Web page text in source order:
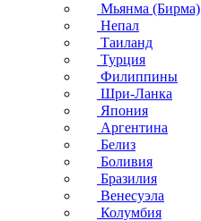
Мьянма (Бирма)
Непал
Таиланд
Турция
Филиппины
Шри-Ланка
Япония
Аргентина
Белиз
Боливия
Бразилия
Венесуэла
Колумбия